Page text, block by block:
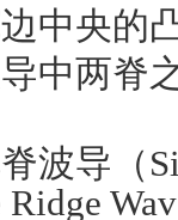
边中央的
中两脊
波导（